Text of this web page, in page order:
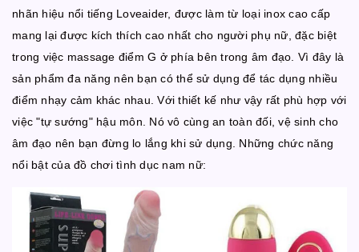
nhãn hiệu nổi tiếng Loveaider, được làm từ loại inox cao cấp
mang lại được kích thích cao nhất cho người phụ nữ, đặc biệt
trong việc massage điểm G ở phía bên trong âm đạo. Vì đây là
sản phẩm đa năng nên bạn có thể sử dụng để tác dụng nhiều
điểm nhạy cảm khác nhau. Với thiết kế như vậy rất phù hợp với
việc "tự sướng" hậu môn. Nó vô cùng an toàn đối, vệ sinh cho
âm đạo nên bạn đừng lo lắng khi sử dụng. Những chức năng
nổi bật của đồ chơi tình dục nam nữ: